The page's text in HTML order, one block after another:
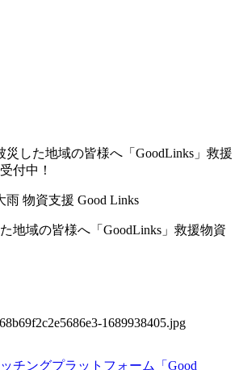
災した地域の皆様へ「GoodLinks」救援
付中！
雨 物資支援 Good Links
地域の皆様へ「GoodLinks」救援物資
チングプラットフォーム「Good